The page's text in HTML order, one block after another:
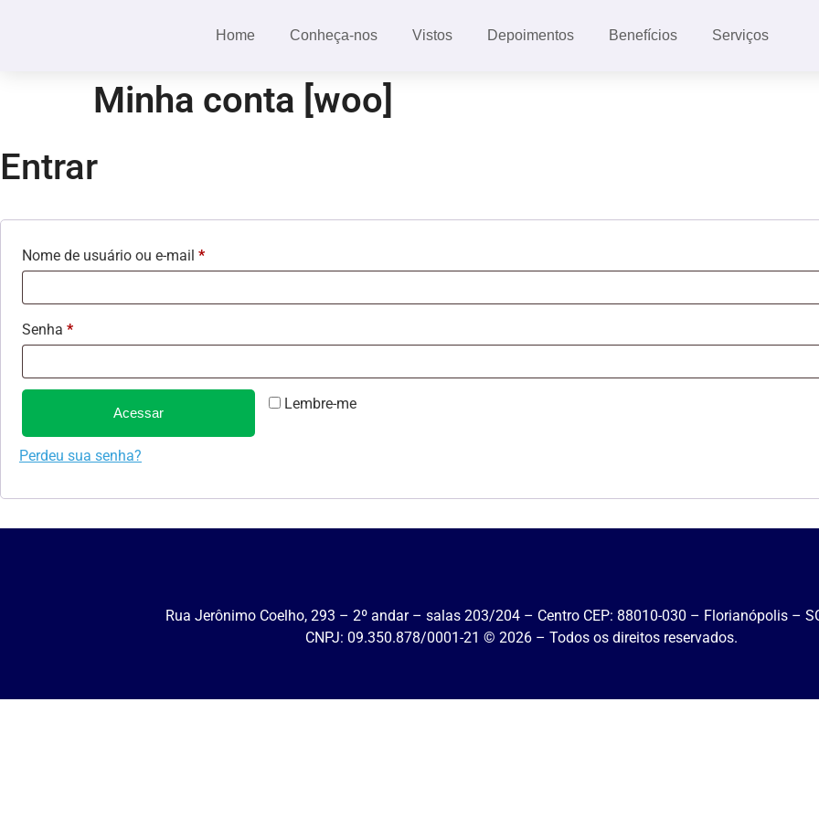
Home Conheça-nos Vistos Depoimentos Benefícios Serviços
Minha conta [woo]
Entrar
Nome de usuário ou e-mail *
Senha *
Lembre-me
Acessar
Perdeu sua senha?
Rua Jerônimo Coelho, 293 – 2º andar – salas 203/204 – Centro CEP: 88010-030 – Florianópolis –
CNPJ: 09.350.878/0001-21 © 2026– Todos os direitos reservados.